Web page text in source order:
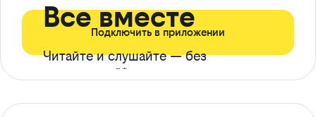
Все вместе
Читайте и слушайте — без
ограничений*
Подключить в приложении